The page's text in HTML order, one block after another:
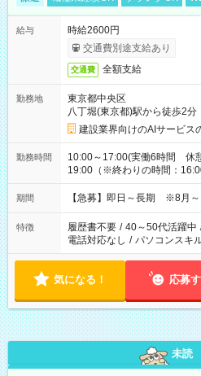
給与
時給2600円
交通費別途支給あり
交通費 全額支給
勤務地
東京都中央区
八丁堀(東京都)駅から徒歩2分
建設業界向けのAIサービス
勤務時間
10:00～17:00(実働6時間 休
19:00（※終わりの時間：
期間 【急募】即日～長期 ※8月～
特徴 履歴書不要 / 40～50代活躍中
電話対応なし / パソコンスキ
気になる！ 応募
未読